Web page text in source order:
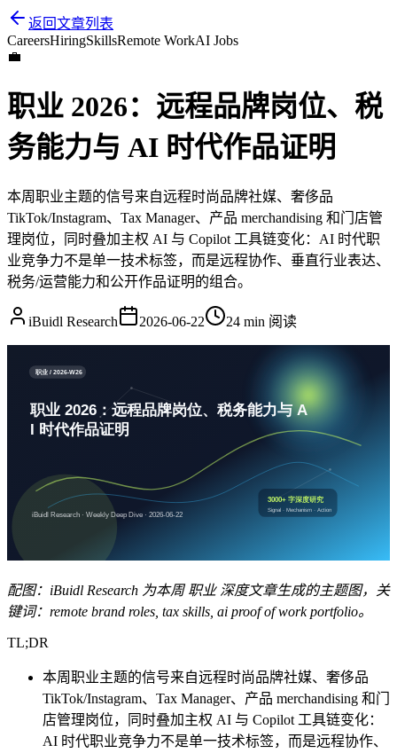
返回文章列表
CareersHiringSkillsRemote WorkAI Jobs
💼
职业 2026：远程品牌岗位、税
务能力与 AI 时代作品证明
本周职业主题的信号来自远程时尚品牌社媒、奢侈品
TikTok/Instagram、Tax Manager、产品 merchandising 和门店管
理岗位，同时叠加主权 AI 与 Copilot 工具链变化：AI 时代职
业竞争力不是单一技术标签，而是远程协作、垂直行业表达、
税务/运营能力和公开作品证明的组合。
iBuidl Research 2026-06-22 24 min 阅读
配图：iBuidl Research 为本周 职业 深度文章生成的主题图，关
键词：remote brand roles, tax skills, ai proof of work portfolio。
TL;DR
本周职业主题的信号来自远程时尚品牌社媒、奢侈品
TikTok/Instagram、Tax Manager、产品 merchandising 和门
店管理岗位，同时叠加主权 AI 与 Copilot 工具链变化：
AI 时代职业竞争力不是单一技术标签，而是远程协作、